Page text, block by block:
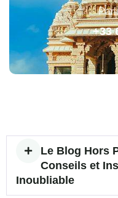
+33
Le Blog Hors
Conseils et
Inoubliable